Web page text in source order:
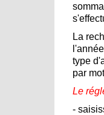
La
type
par
Le
-